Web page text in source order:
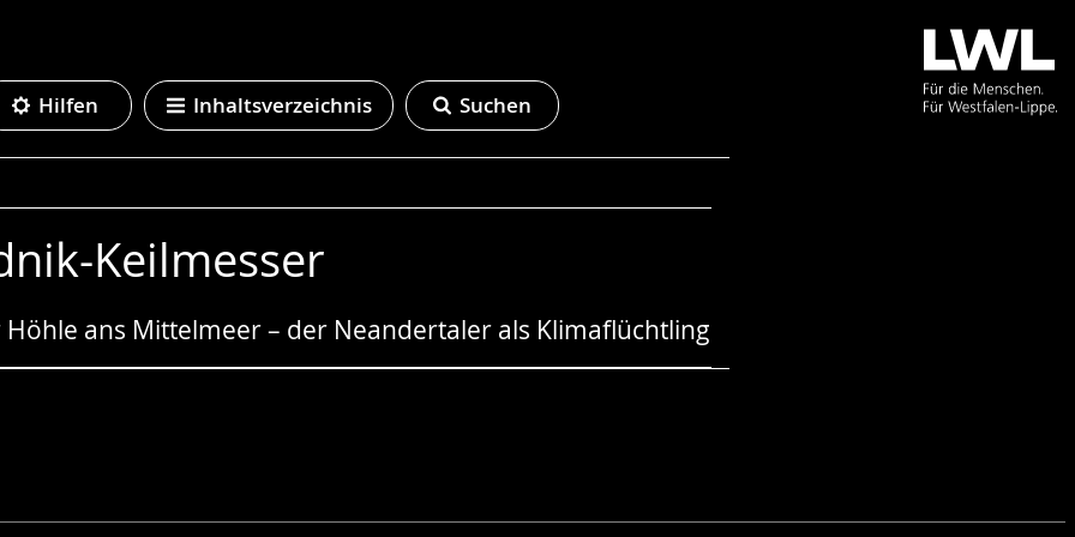
Inhaltsverzeichnis
Hilfen Suchen
Keilmesser
ans Mittelmeer – der Neandertaler als Klimaflüchtling